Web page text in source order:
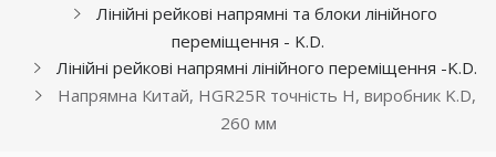
Лінійні рейкові напрямні та блоки лінійного
переміщення - K.D.
Лінійні рейкові напрямні лінійного переміщення -K.D.
Напрямна Китай, HGR25R точність H, виробник K.D,
260 мм